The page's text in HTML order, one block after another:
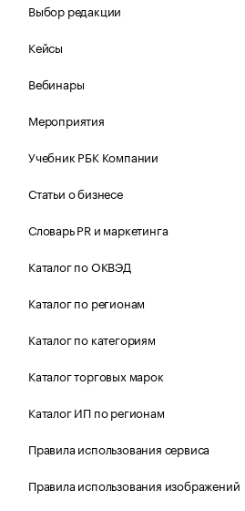
Выбор редакции
Кейсы
Вебинары
Мероприятия
Учебник РБК Компании
Статьи о бизнесе
Словарь PR и маркетинга
Каталог по ОКВЭД
Каталог по регионам
Каталог по категориям
Каталог торговых марок
Каталог ИП по регионам
Правила использования сервиса
Правила использования изображений